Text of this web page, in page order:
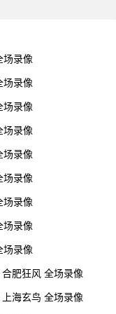
场录像
场录像
场录像
场录像
场录像
场录像
场录像
场录像
场录像
肥狂风 全场录像
海玄鸟 全场录像